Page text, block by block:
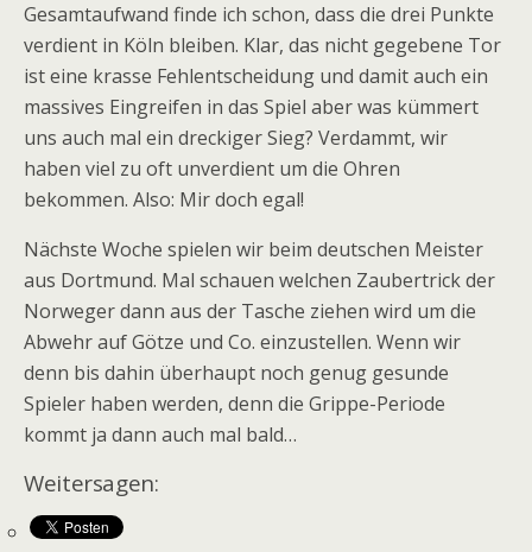
Gesamtaufwand finde ich schon, dass die drei Punkte
verdient in Köln bleiben. Klar, das nicht gegebene Tor
ist eine krasse Fehlentscheidung und damit auch ein
massives Eingreifen in das Spiel aber was kümmert
uns auch mal ein dreckiger Sieg? Verdammt, wir
haben viel zu oft unverdient um die Ohren
bekommen. Also: Mir doch egal!
Nächste Woche spielen wir beim deutschen Meister
aus Dortmund. Mal schauen welchen Zaubertrick der
Norweger dann aus der Tasche ziehen wird um die
Abwehr auf Götze und Co. einzustellen. Wenn wir
denn bis dahin überhaupt noch genug gesunde
Spieler haben werden, denn die Grippe-Periode
kommt ja dann auch mal bald…
Weitersagen: